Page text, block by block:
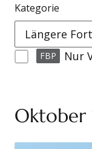
Kategorie
FBP Nur